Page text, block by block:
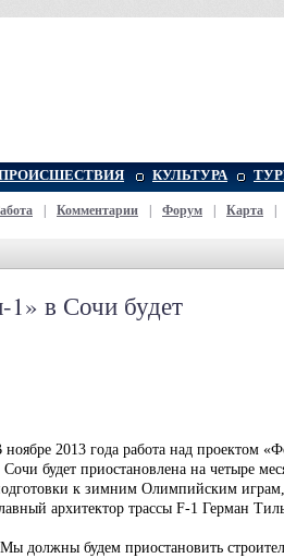
КУЛЬТУРА
Комментарии Форум Карта
1» в Сочи будет
ноябре 2013 года работа над проектом
Сочи будет приостановлена на четыре
к зимним Олимпийским играм,
архитектор трассы F-1 Герман
должны будем приостановить